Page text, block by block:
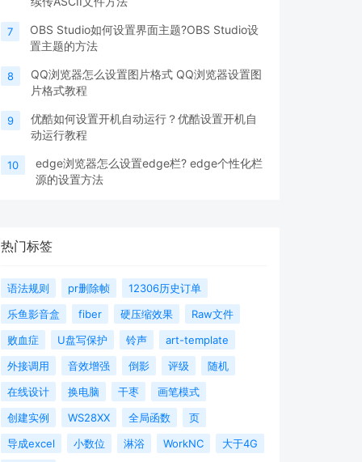
7
OBS Studio如何设置界面主题?OBS Studio设
置主题的方法
8
QQ浏览器怎么设置图片格式 QQ浏览器设置图
片格式教程
9
优酷如何设置开机自动运行？优酷设置开机自
动运行教程
10
edge浏览器怎么设置edge栏? edge个性化栏
源的设置方法
热门标签
语法规则 pr删除帧
12306历史订单
乐鱼影音盒
fiber 硬压缩效果
Raw文件
败血症
U盘写保护 铃声
art-template
外接调用
音效增强 倒影 评级
随机
在线设计
换电脑 干枣
画笔模式
创建实例
WS28XX 全局函数
页
导成excel
小数位 淋浴 WorkNC
大于4G